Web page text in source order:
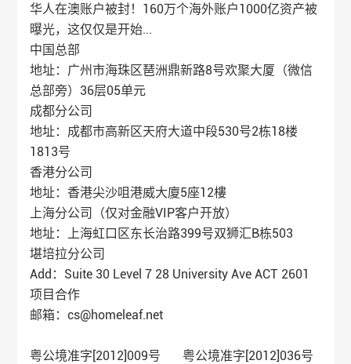
华人在澳账户被封！160万个海外账户1000亿资产被
曝光，这仅仅是开始...
中国总部
地址：广州市海珠区琶洲鼎新路8号欢聚大厦（微信
总部旁）36层05单元
成都分公司
地址：成都市高新区天府大道中段530号2栋18楼
1813号
香港分公司
地址：香港尖沙咀港威大廈5座12樓
上海分公司（仅对金融VIP客户开放）
地址：上海虹口区东长治路399号双狮汇B栋503
堪培拉分公司
Add：Suite 30 Level 7 28 University Ave ACT 2601
项目合作
邮箱：cs@homeleaf.net
粤公境准字[2012]009号 粤公境准字[2012]036号